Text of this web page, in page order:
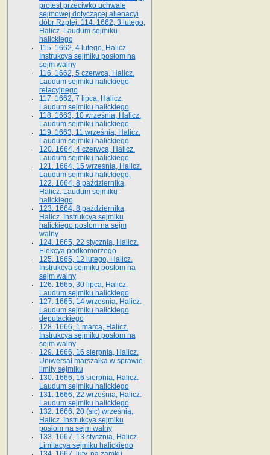
protest przeciwko uchwale
sejmowej dotyczącej alienacyi
dóbr Rzptej. 114. 1662, 3 lutego,
Halicz. Laudum sejmiku
halickiego
115. 1662, 4 lutego, Halicz.
Instrukcya sejmiku posłom na
sejm walny
116. 1662, 5 czerwca, Halicz.
Laudum sejmiku halickiego
relacyjnego
117. 1662, 7 lipca, Halicz.
Laudum sejmiku halickiego
118. 1663, 10 września, Halicz.
Laudum sejmiku halickiego
119. 1663, 11 września, Halicz.
Laudum sejmiku halickiego
120. 1664, 4 czerwca, Halicz.
Laudum sejmiku halickiego
121. 1664, 15 września, Halicz.
Laudum sejmiku halickiego.
122. 1664, 8 października,
Halicz. Laudum sejmiku
halickiego
123. 1664, 8 października,
Halicz. Instrukcya sejmiku
halickiego posłom na sejm
walny
124. 1665, 22 stycznia, Halicz.
Elekcya podkomorzego
125. 1665, 12 lutego, Halicz.
Instrukcya sejmiku posłom na
sejm walny
126. 1665, 30 lipca, Halicz.
Laudum sejmiku halickiego
127. 1665, 14 września, Halicz.
Laudum sejmiku halickiego
deputackiego
128. 1666, 1 marca, Halicz.
Instrukcya sejmiku posłom na
sejm walny
129. 1666, 16 sierpnia, Halicz.
Uniwersał marszałka w sprawie
limity sejmiku
130. 1666, 16 sierpnia, Halicz.
Laudum sejmiku halickiego
131. 1666, 22 września, Halicz.
Laudum sejmiku halickiego
132. 1666, 20 (sic) września,
Halicz. Instrukcya sejmiku
posłom na sejm walny
133. 1667, 13 stycznia, Halicz.
Limitacya sejmiku halickiego